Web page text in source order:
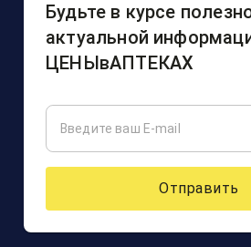
Будьте в курсе
актуальной
ЦЕНЫвАПТЕКАХ
Отправить